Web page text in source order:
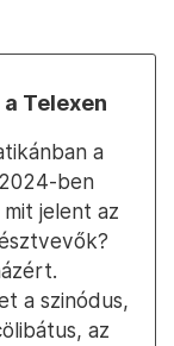
Telexen
a
ben
jelent az
a szinódus,
az